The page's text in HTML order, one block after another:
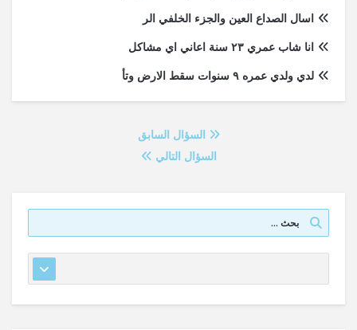
اسال الصداع العين والجزء الخلفي الر
انا شاب عمري ٢٣ سنة اعاني اي مشاكل
لدي ولدي عمره ٩ سنوات سقط الارض وتأ
السؤال السابق
السؤال التالي